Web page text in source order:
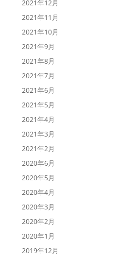
2021年12月
2021年11月
2021年10月
2021年9月
2021年8月
2021年7月
2021年6月
2021年5月
2021年4月
2021年3月
2021年2月
2020年6月
2020年5月
2020年4月
2020年3月
2020年2月
2020年1月
2019年12月